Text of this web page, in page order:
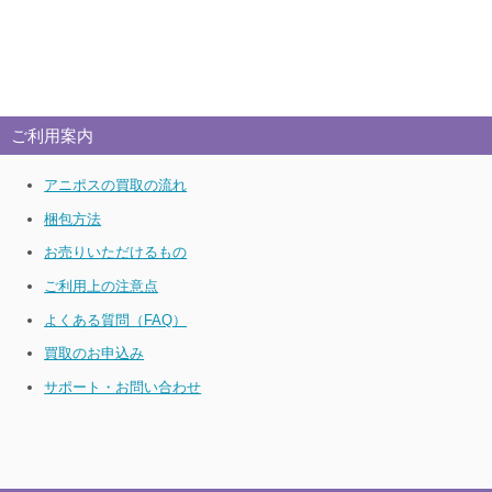
ご利用案内
アニポスの買取の流れ
梱包方法
お売りいただけるもの
ご利用上の注意点
よくある質問（FAQ）
買取のお申込み
サポート・お問い合わせ